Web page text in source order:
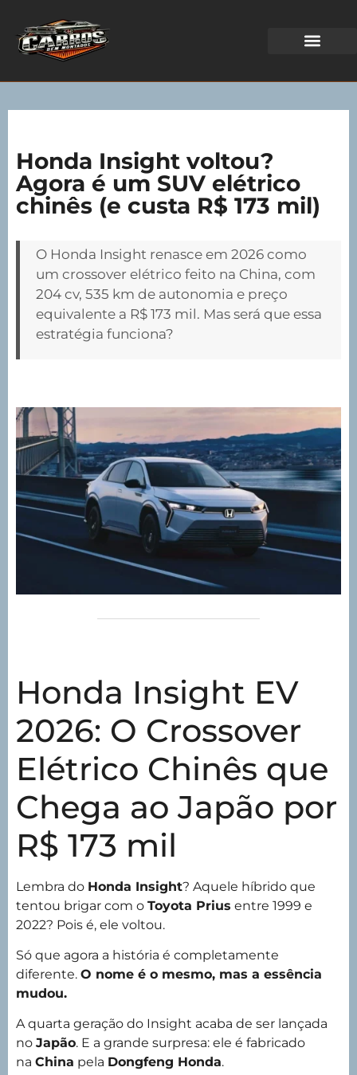
Honda Insight voltou?
Agora é um SUV elétrico
chinês (e custa R$ 173 mil)
O Honda Insight renasce em 2026 como
um crossover elétrico feito na China, com
204 cv, 535 km de autonomia e preço
equivalente a R$ 173 mil. Mas será que essa
estratégia funciona?
Honda Insight EV
2026: O Crossover
Elétrico Chinês que
Chega ao Japão por
R$ 173 mil
Lembra do Honda Insight? Aquele híbrido que
tentou brigar com o Toyota Prius entre 1999 e
2022? Pois é, ele voltou.
Só que agora a história é completamente
diferente. O nome é o mesmo, mas a essência
mudou.
A quarta geração do Insight acaba de ser lançada
no Japão. E a grande surpresa: ele é fabricado
na China pela Dongfeng Honda.